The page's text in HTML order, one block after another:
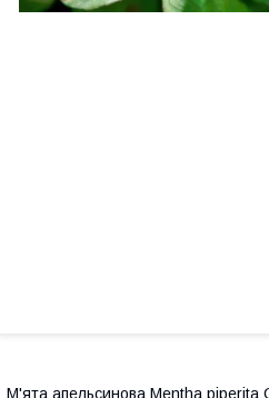
М'ята апельсинова Mentha piperita